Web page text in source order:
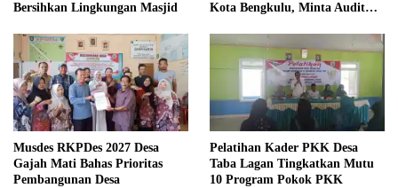
Bersihkan Lingkungan Masjid
Kota Bengkulu, Minta Audit
Musdes RKPDes 2027 Desa
Gajah Mati Bahas Prioritas
Pembangunan Desa
Pelatihan Kader PKK Desa
Taba Lagan Tingkatkan Mutu
10 Program Pokok PKK